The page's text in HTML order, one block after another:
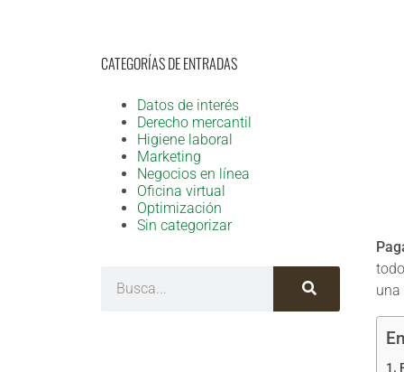
CATEGORÍAS DE ENTRADAS
Datos de interés
Derecho mercantil
Higiene laboral
Marketing
Negocios en línea
Oficina virtual
Optimización
Sin categorizar
una